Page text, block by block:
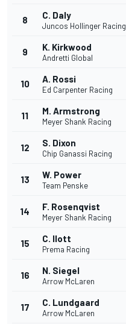
8 C. Daly
Juncos Hollinger Racing
9 K. Kirkwood
Andretti Global
10 A. Rossi
Ed Carpenter Racing
11 M. Armstrong
Meyer Shank Racing
12 S. Dixon
Chip Ganassi Racing
13 W. Power
Team Penske
14 F. Rosenqvist
Meyer Shank Racing
15 C. Ilott
Prema Racing
16 N. Siegel
Arrow McLaren
17 C. Lundgaard
Arrow McLaren